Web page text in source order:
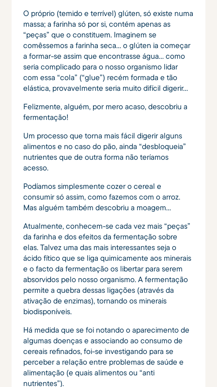
O próprio (temido e terrível) glúten, só existe numa
massa; a farinha só por si, contém apenas as
“peças” que o constituem. Imaginem se
comêssemos a farinha seca… o glúten ia começar
a formar-se assim que encontrasse água… como
seria complicado para o nosso organismo lidar
com essa “cola” (“glue”) recém formada e tão
elástica, provavelmente seria muito difícil digerir…
Felizmente, alguém, por mero acaso, descobriu a
fermentação!
Um processo que torna mais fácil digerir alguns
alimentos e no caso do pão, ainda “desbloqueia”
nutrientes que de outra forma não teríamos
acesso.
Podíamos simplesmente cozer o cereal e
consumir só assim, como fazemos com o arroz.
Mas alguém também descobriu a moagem…
Atualmente, conhecem-se cada vez mais “peças”
da farinha e dos efeitos da fermentação sobre
elas. Talvez uma das mais interessantes seja o
ácido fítico que se liga quimicamente aos minerais
e o facto da fermentação os libertar para serem
absorvidos pelo nosso organismo. A fermentação
permite a quebra dessas ligações (através da
ativação de enzimas), tornando os minerais
biodisponíveis.
Há medida que se foi notando o aparecimento de
algumas doenças e associando ao consumo de
cereais refinados, foi-se investigando para se
perceber a relação entre problemas de saúde e
alimentação (e quais alimentos ou “anti
nutrientes”).